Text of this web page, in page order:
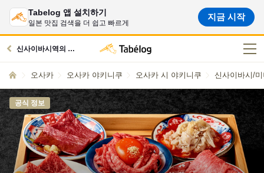
Tabelog 앱 설치하기
일본 맛집 검색을 더 쉽고 빠르게
지금 시작
신사이바시역의 맛집으로
오사카 오사카 야키니쿠 오사카 시 야키니쿠 신사이바시/
공식 정보